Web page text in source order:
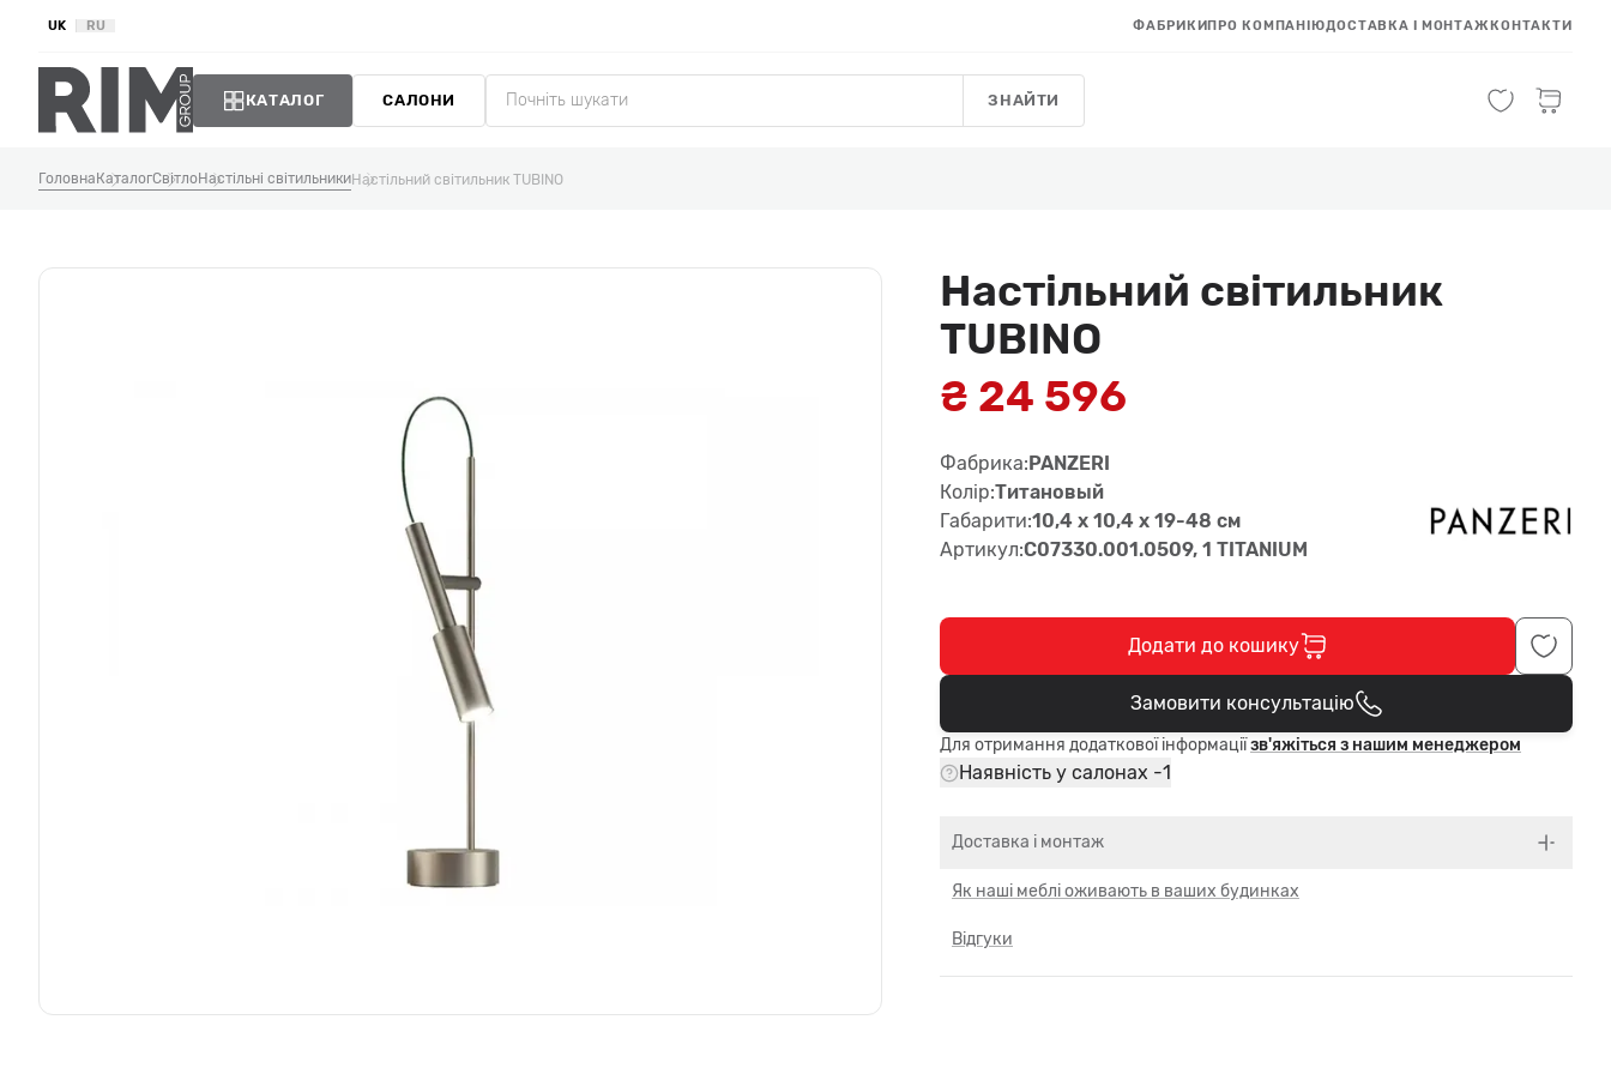
UK RU ФАБРИКИПРО КОМПАНІЮДОСТАВКА І МОНТАЖКОНТАКТИ
КАТАЛОГ САЛОНИ ЗНАЙТИ
Головна КаталогСвітлоНастільні світильникиНастільний світильник TUBINO
Настільний світильник
TUBINO
₴ 24 596
Фабрика:PANZERI
Колір:Титановый
Габарити:10,4 x 10,4 x 19-48 см
Артикул:C07330.001.0509, 1 TITANIUM
Додати до кошику
В кошику
Замовити консультацію
Для отримання додаткової інформаціїзв'яжіться з нашим менеджером
Наявність у салонах -1
Доставка і монтаж
Як наші меблі оживають в ваших будинках
Відгуки